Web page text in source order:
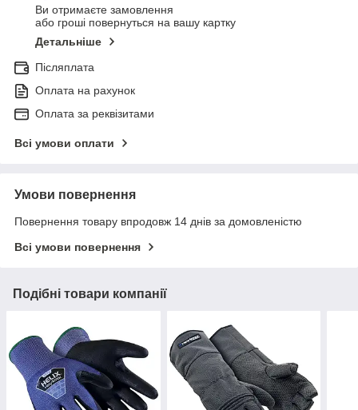
Ви отримаєте замовлення
або гроші повернуться на вашу картку
Детальніше
Післяплата
Оплата на рахунок
Оплата за реквізитами
Всі умови оплати
Умови повернення
Повернення товару впродовж 14 днів за домовленістю
Всі умови повернення
Подібні товари компанії